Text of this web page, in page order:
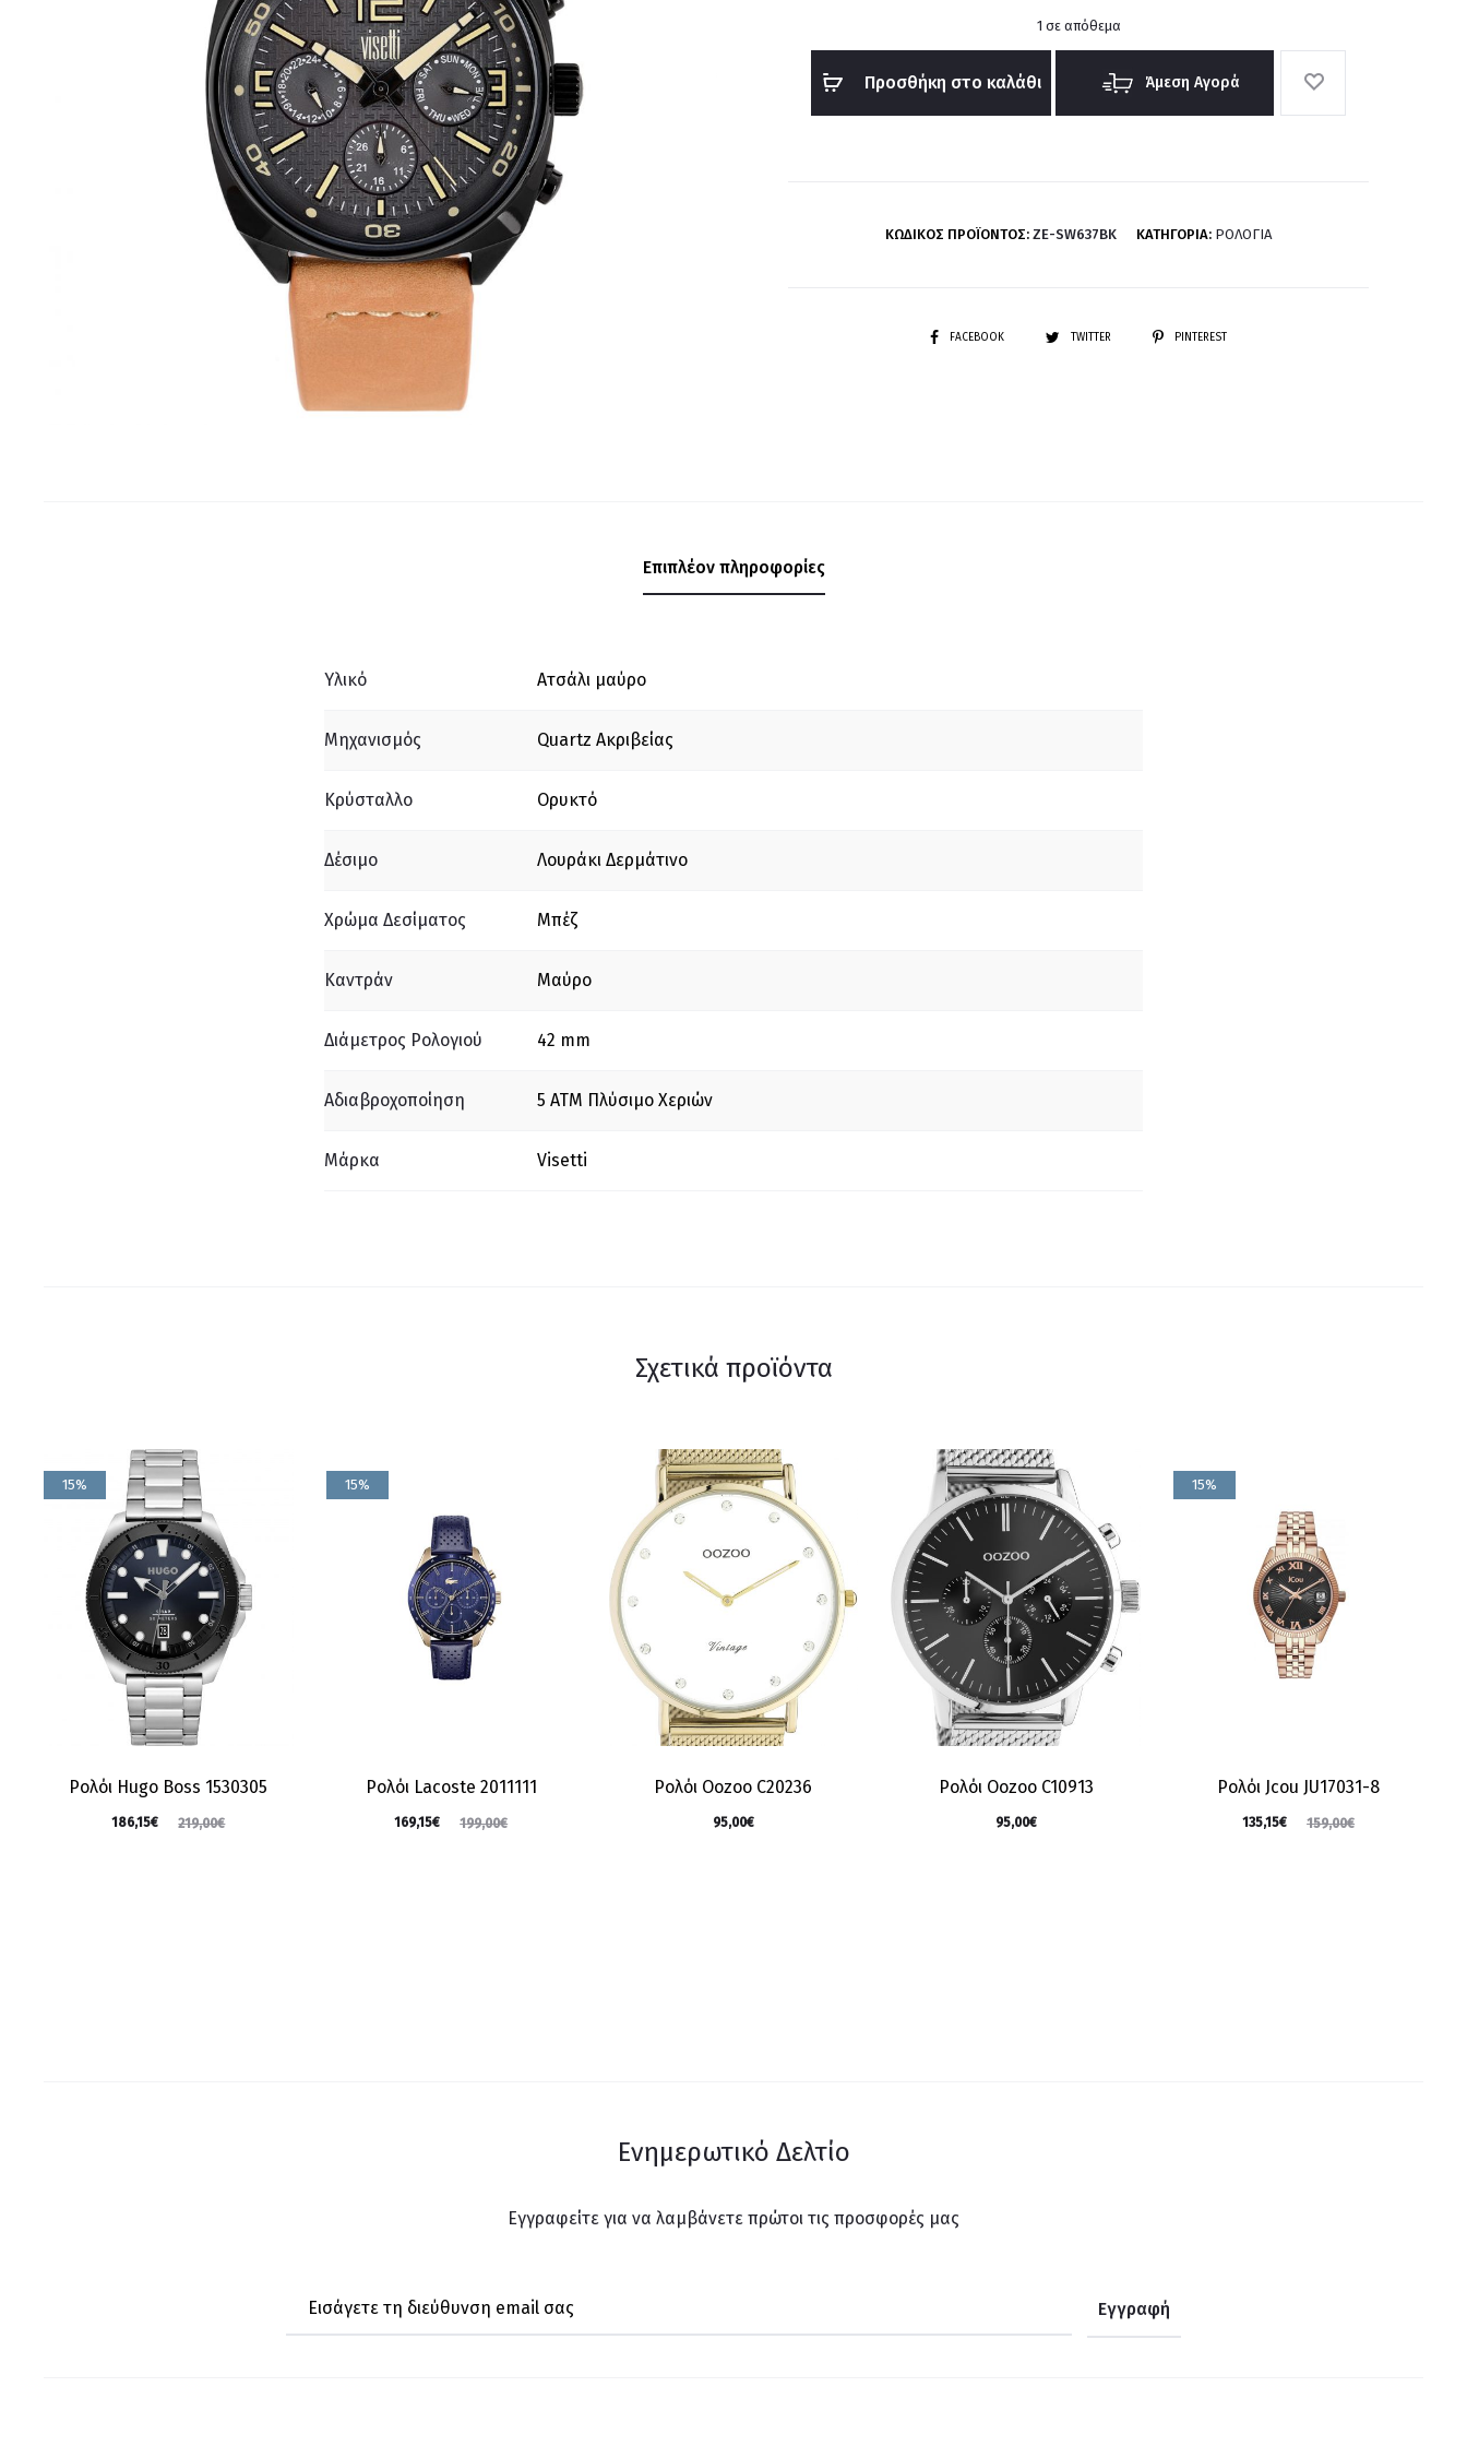
1 σε απόθεμα
Προσθήκη στο καλάθι Άμεση Αγορά
ΚΩΔΙΚΌΣ ΠΡΟΪΌΝΤΟΣ: ZE-SW637BK ΚΑΤΗΓΟΡΊΑ: ΡΟΛΌΓΙΑ
SHAREFACEBOOK TWITTER PINTEREST
Επιπλέον πληροφορίες
Υλικό Ατσάλι μαύρο
Μηχανισμός Quartz Ακριβείας
Κρύσταλλο Ορυκτό
Δέσιμο Λουράκι Δερμάτινο
Χρώμα Δεσίματος Mπέζ
Καντράν Μαύρο
Διάμετρος Ρολογιού 42 mm
Αδιαβροχοποίηση 5 ΑΤΜ Πλύσιμο Χεριών
Μάρκα Visetti
Σχετικά προϊόντα
15%
Ρολόι Hugo Boss 1530305
219,00€
186,15€
15%
Ρολόι Lacoste 2011111
199,00€
169,15€
Ρολόι Oozoo C20236
95,00€
Ρολόι Oozoo C10913
95,00€
15%
Ρολόι Jcou JU17031-8
159,00€
135,15€
Ενημερωτικό Δελτίο
Εγγραφείτε για να λαμβάνετε πρώτοι τις προσφορές μας